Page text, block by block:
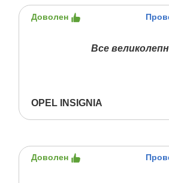
Доволен
Все
OPEL INSIGNIA
Доволен